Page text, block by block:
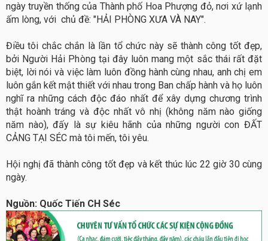
ngày truyền thống của Thành phố Hoa Phượng đỏ, nơi xứ lạnh
ấm lòng, với chủ đề: "HẢI PHÒNG XƯA VÀ NAY".
Điều tôi chắc chắn là lần tổ chức này sẽ thành công tốt đẹp,
bởi Người Hải Phòng tại đây luôn mang một sắc thái rất đặt
biệt, lời nói và việc làm luôn đồng hành cùng nhau, anh chị em
luôn gắn kết mật thiết với nhau trong Ban chấp hành và họ luôn
nghĩ ra những cách độc đáo nhất để xây dựng chương trình
thật hoành tráng và độc nhất vô nhị (không năm nào giống
năm nào), đấy là sự kiêu hãnh của những người con ĐẤT
CẢNG TẠI SÉC mà tôi mến, tôi yêu.
Hội nghị đã thành công tốt đẹp và kết thúc lúc 22 giờ 30 cùng
ngày.
Nguồn: Quốc Tiến CH Séc